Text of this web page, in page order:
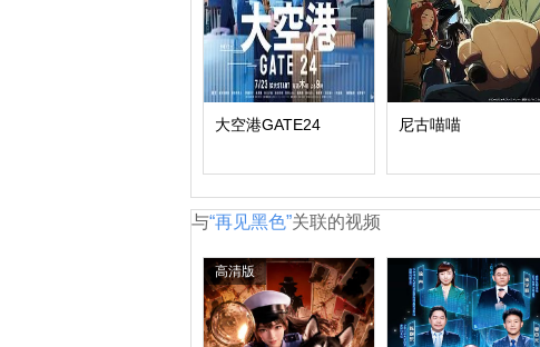
大空港GATE24 尼古喵喵
与“再见黑色”关联的视频
高清版